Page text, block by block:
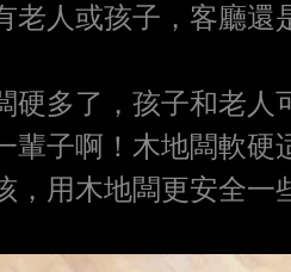
老人或孩子，客廳還
硬多了，孩子和老人
輩子啊！木地闆軟硬
，用木地闆更安全一